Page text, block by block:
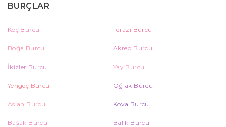
BURÇLAR
Koç Burcu Terazi Burcu
Boğa Burcu Akrep Burcu
İkizler Burcu Yay Burcu
Yengeç Burcu Oğlak Burcu
Aslan Burcu Kova Burcu
Başak Burcu Balık Burcu